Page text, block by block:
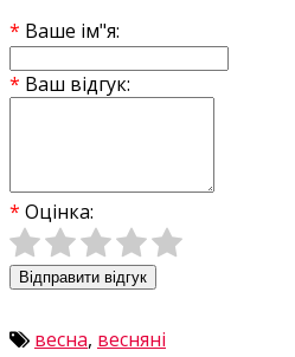
Ваше ім"я:
Ваш відгук:
Оцінка:
Відправити відгук
весна, весняні